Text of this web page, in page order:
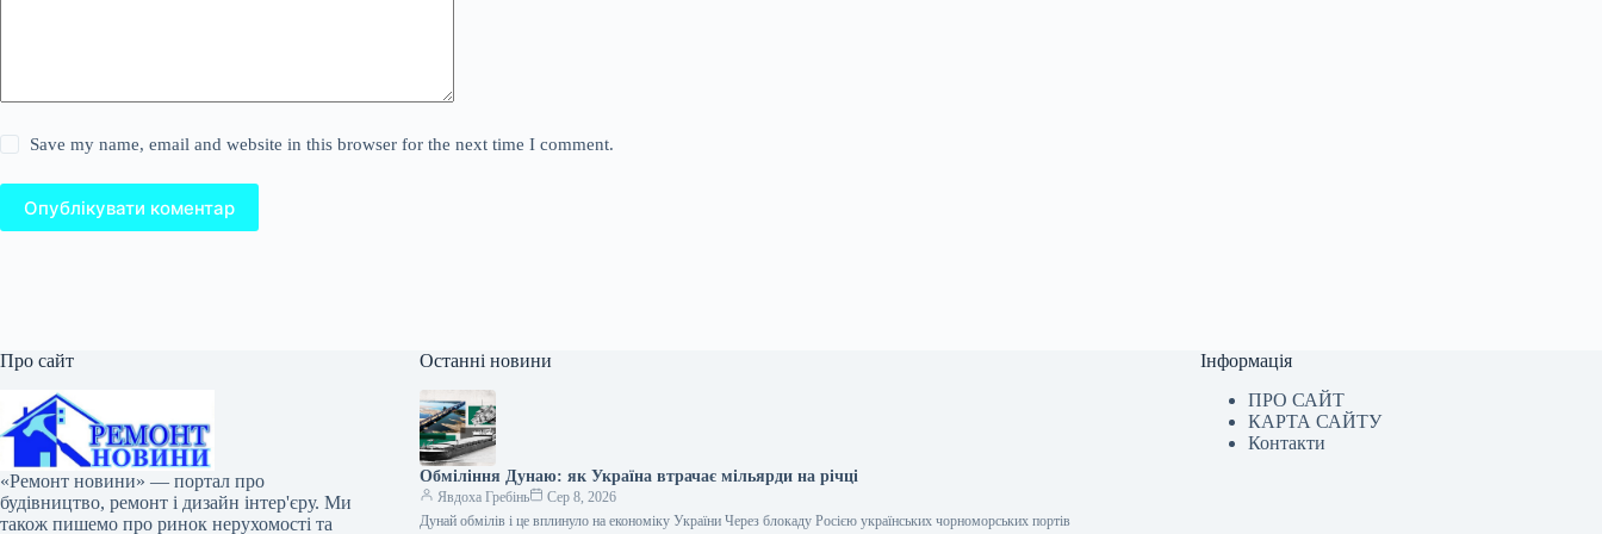
Save my name, email and website in this browser for the next time I comment.
Опублікувати коментар
Про сайт
«Ремонт новини» — портал про
будівництво, ремонт і дизайн інтер'єру. Ми
також пишемо про ринок нерухомості та
Останні новини
Обміління Дунаю: як Україна втрачає мільярди на річці
Явдоха Гребінь
Сер 8, 2026
Дунай обмілів і це вплинуло на економіку України Через блокаду Росією українських чорноморських портів
Інформація
ПРО САЙТ
КАРТА САЙТУ
Контакти